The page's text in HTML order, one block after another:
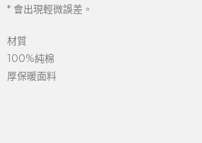
* 會出現輕微誤差。
材質
100%純棉
厚保暖面料